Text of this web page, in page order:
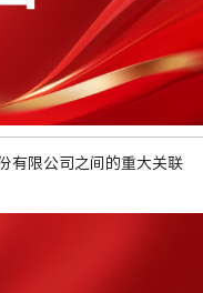
有限公司之间的重大关联